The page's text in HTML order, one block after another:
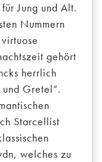
Jung und Alt.
Nummern
gehört
herrlich
Gretel“.
Starcellist
welches zu